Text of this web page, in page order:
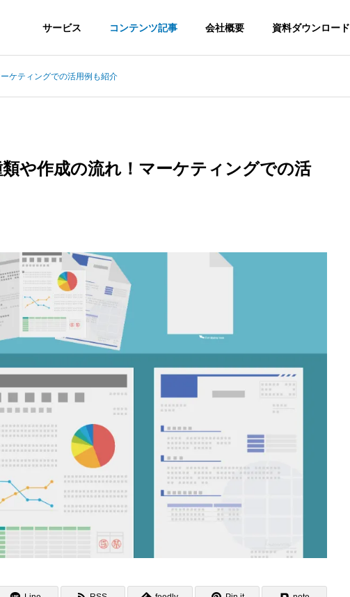
サービス コンテンツ記事 会社概要 資料ダウンロード
Advertisement
広告運用・内製支援
ケティングでの活用例も紹介
や作成の流れ！マーケティングでの活